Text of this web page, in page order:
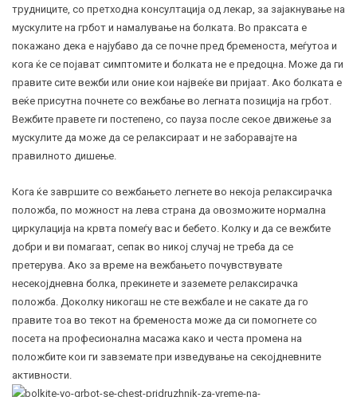
трудниците, со претходна консултација од лекар, за зајакнување на
мускулите на грбот и намалување на болката. Во праксата е
покажано дека е најубаво да се почне пред бременоста, меѓутоа и
кога ќе се појават симптомите и болката не е предоцна. Може да ги
правите сите вежби или оние кои највеќе ви пријаат. Ако болката е
веќе присутна почнете со вежбање во легната позиција на грбот.
Вежбите правете ги постепено, со пауза после секое движење за
мускулите да може да се релаксираат и не заборавајте на
правилното дишење.
Кога ќе завршите со вежбањето легнете во некоја релаксирачка
положба, по можност на лева страна да овозможите нормална
циркулација на крвта помеѓу вас и бебето. Колку и да се вежбите
добри и ви помагаат, сепак во никој случај не треба да се
претерува. Ако за време на вежбањето почувствувате
несекојдневна болка, прекинете и заземете релаксирачка
положба. Доколку никогаш не сте вежбале и не сакате да го
правите тоа во текот на бременоста може да си помогнете со
посета на професионална масажа како и честа промена на
положбите кои ги завземате при изведување на секојдневните
активности.